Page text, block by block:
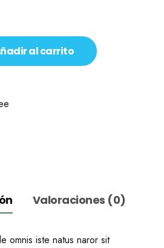
al carrito
Valoraciones (0)
omnis iste natus naror sit